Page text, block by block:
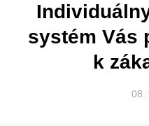
systém Vás
k
08.